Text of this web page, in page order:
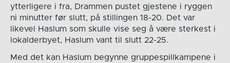
ytterligere i fra, Drammen pustet gjestene i ryggen
ni minutter før slutt, på stillingen 18-20. Det var
likevel Haslum som skulle vise seg å være sterkest i
lokalderbyet, Haslum vant til slutt 22-25.
Med det kan Haslum begynne gruppespillkampene i